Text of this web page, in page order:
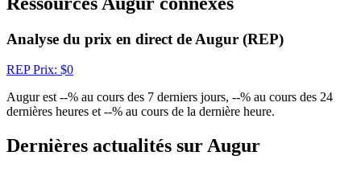
Gagnez des prix et des récompenses exclusives
Se connecterS'inscrire
Analyse du prix en direct de Augur (REP)
REP Prix: $0
Augur est --% au cours des 7 derniers jours, --% au cours des 24
dernières heures et --% au cours de la dernière heure.
Dernières actualités sur Augur